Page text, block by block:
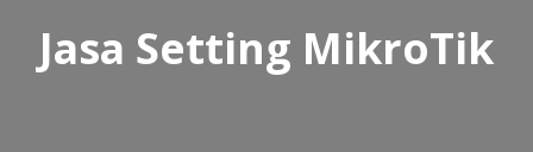
Jasa Setting MikroTik